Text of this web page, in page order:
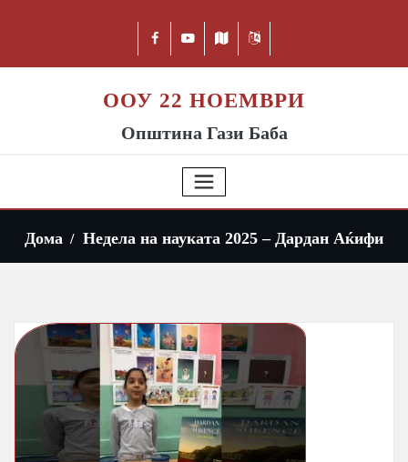
ООУ 22 НОЕМВРИ
Општина Гази Баба
Дома Недела на науката 2025 – Дардан Аќифи